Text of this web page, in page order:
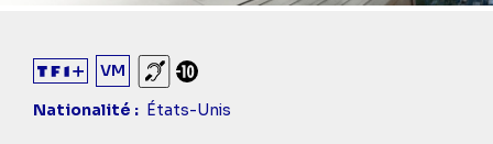
VM Sourds et malentendants
Déconseillé aux -10 ans
Nationalité
États-Unis